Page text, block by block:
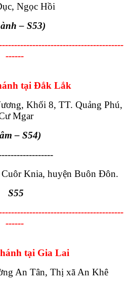
Ngọc Hồi
– S53)
------
tại Đắk Lắk
Khối 8, TT. Quảng Phú,
Mgar
– S54)
Knia, huyện Buôn Đôn.
S55
------
tại Gia Lai
An Tân, Thị xã An Khê